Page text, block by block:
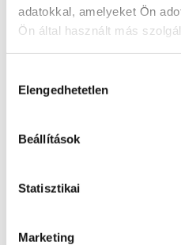
adatokkal, amelyeket Ön
Ön által használt más
kiválasztása
Elengedhetetlen
Beállítások
Statisztikai
Marketing
Deadrise: <20°
Maximális teljesítmény: 15-80
Személy kapacitása : 8 fő